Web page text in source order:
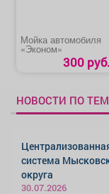
Мойка автомобиля
«Эконом»
300 руб.
НОВОСТИ ПО
система
округа
30.07.2026